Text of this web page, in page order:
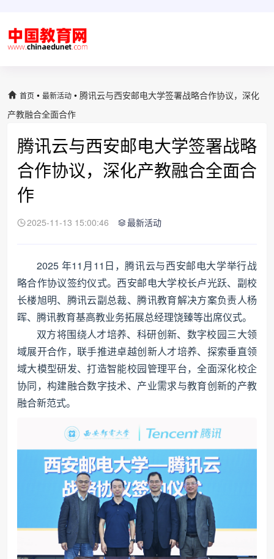
首页 • 最新活动 • 腾讯云与西安邮电大学签署战略合作协议，深化
产教融合全面合作
腾讯云与西安邮电大学签署战略
合作协议，深化产教融合全面合
作
2025-11-13 15:00:46 最新活动
2025 年11月11日，腾讯云与西安邮电大学举行战
略合作协议签约仪式。西安邮电大学校长卢光跃、副校
长楼旭明、腾讯云副总裁、腾讯教育解决方案负责人杨
晖、腾讯教育基高教业务拓展总经理饶臻等出席仪式。
双方将围绕人才培养、科研创新、数字校园三大领
域展开合作，联手推进卓越创新人才培养、探索垂直领
域大模型研发、打造智能校园管理平台，全面深化校企
协同，构建融合数字技术、产业需求与教育创新的产教
融合新范式。